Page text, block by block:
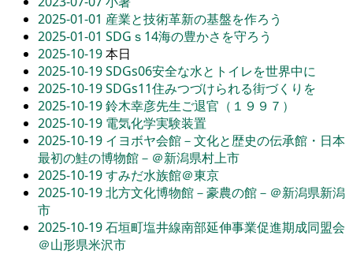
2025-01-01 産業と技術革新の基盤を作ろう
2025-01-01 SDGｓ14海の豊かさを守ろう
2025-10-19本日
2025-10-19SDGs06安全な水とトイレを世界中に
2025-10-19SDGs11住みつづけられる街づくりを
2025-10-19鈴木幸彦先生ご退官（１９９７）
2025-10-19 電気化学実験装置
2025-10-19 イヨボヤ会館－文化と歴史の伝承館・日本
最初の鮭の博物館－＠新潟県村上市
2025-10-19すみだ水族館＠東京
2025-10-19北方文化博物館－豪農の館－＠新潟県新潟
市
2025-10-19石垣町塩井線南部延伸事業促進期成同盟会
＠山形県米沢市